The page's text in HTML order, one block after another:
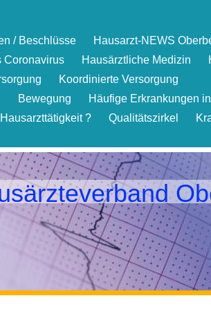
/ Beschlüsse
Hausarzt-NEWS
Coronavirus Hausärztliche Medizin
Koordinierte Versorgung
Bewegung
Häufige Erkrankungen
? Qualitätszirkel